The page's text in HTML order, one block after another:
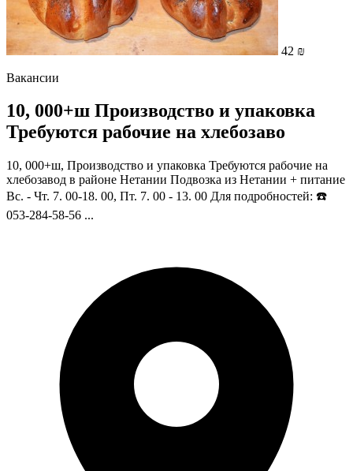
42 ₪
Вакансии
10, 000+ш Производство и упаковка
Требуются рабочие на хлебозаво
10, 000+ш, Производство и упаковка Требуются рабочие на
хлебозавод в районе Нетании Подвозка из Нетании + питание
Вс. - Чт. 7. 00-18. 00, Пт. 7. 00 - 13. 00 Для подробностей: ☎️
053-284-58-56 ...